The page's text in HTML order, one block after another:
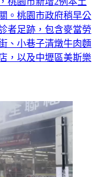
。桃園市政府稍早公
者足跡，包含麥當勞
、小巷子清燉牛肉麵
，以及中壢區美斯樂